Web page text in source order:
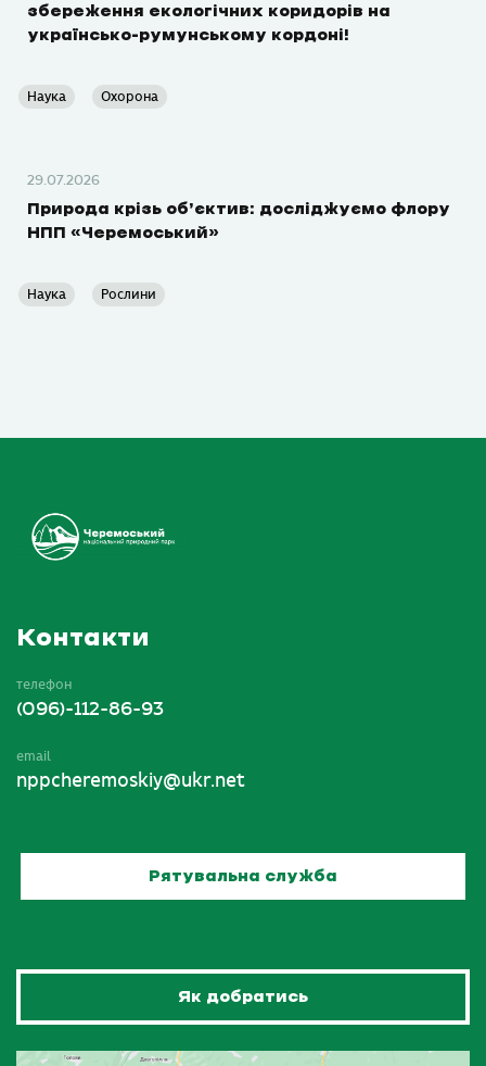
збереження екологічних коридорів на
українсько-румунському кордоні!
Наука Охорона
29.07.2026
Природа крізь об’єктив: досліджуємо флору
НПП «Черемоський»
Наука Рослини
Контакти
телефон
(096)-112-86-93
email
nppcheremoskiy@ukr.net
Рятувальна служба
Як добратись